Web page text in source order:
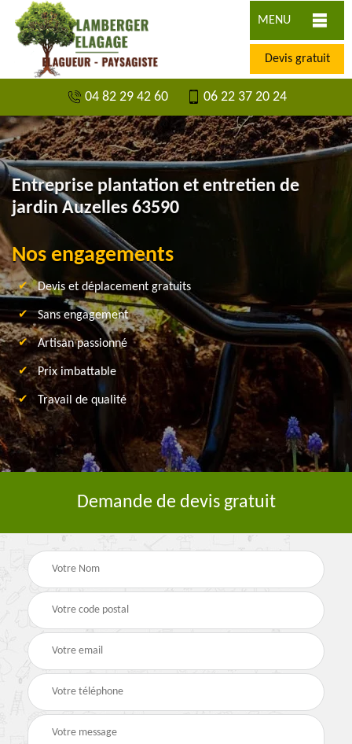
MENU
Devis gratuit
04 82 29 42 60 06 22 37 20 24
Entreprise plantation et entretien de
jardin Auzelles 63590
Nos engagements
Devis et déplacement gratuits
Sans engagement
Artisan passionné
Prix imbattable
Travail de qualité
Demande de devis gratuit